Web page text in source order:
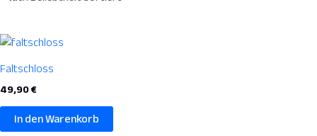
Faltschloss
49,90€
In den Warenkorb